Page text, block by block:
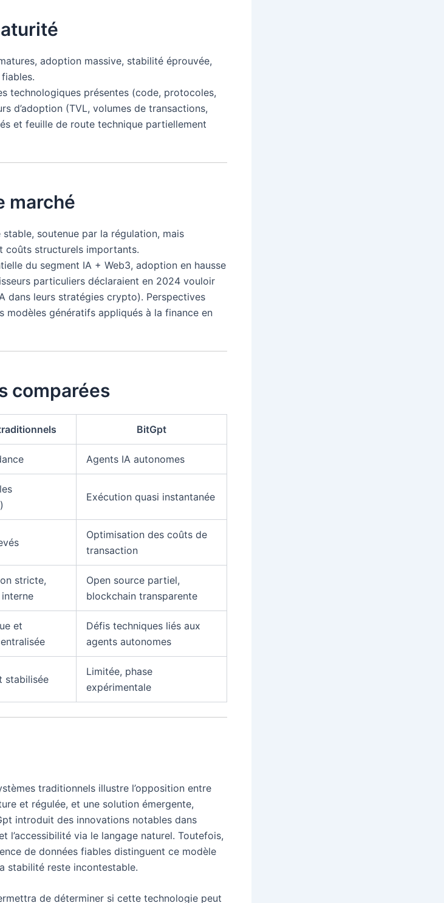
adoption massive, stabilité éprouvée,
technologiques présentes (code, protocoles,
d’adoption (TVL, volumes de transactions,
et feuille de route technique partiellement
marché
stable, soutenue par la régulation, mais
coûts structurels importants.
du segment IA + Web3, adoption en hausse
particuliers déclaraient en 2024 vouloir
dans leurs stratégies crypto). Perspectives
modèles génératifs appliqués à la finance en
comparées
BitGpt
Agents IA autonomes
Exécution quasi instantanée
Optimisation des coûts de
transaction
stricte,
Open source partiel,
blockchain transparente
et
Défis techniques liés aux
agents autonomes
stabilisée
Limitée, phase
expérimentale
traditionnels illustre l’opposition entre
et régulée, et une solution émergente,
introduit des innovations notables dans
l’accessibilité via le langage naturel. Toutefois,
de données fiables distinguent ce modèle
stabilité reste incontestable.
de déterminer si cette technologie peut